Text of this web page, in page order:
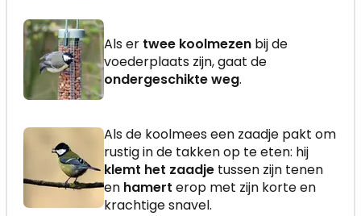
Als er twee koolmezen bij de
voederplaats zijn, gaat de
ondergeschikte weg.
Als de koolmees een zaadje pakt om
rustig in de takken op te eten: hij
klemt het zaadje tussen zijn tenen
en hamert erop met zijn korte en
krachtige snavel.